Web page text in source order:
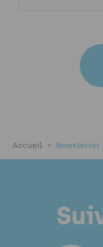
Accueil Newsletter